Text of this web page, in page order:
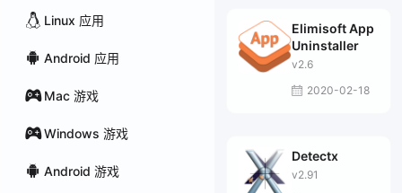
Linux 应用
Android 应用
Mac 游戏
Windows 游戏
Android 游戏
Elimisoft App
Uninstaller
v2.6
2020-02-18
Detectx
v2.91